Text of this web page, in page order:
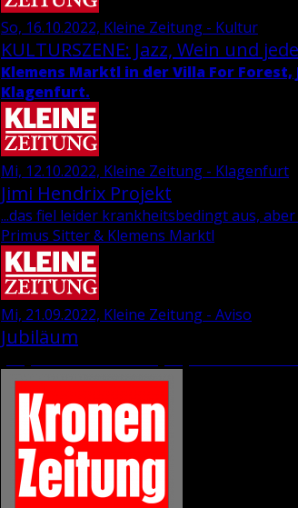
So, 16.10.2022, Kleine Zeitung - Kultur
KUL­TUR­SZE­NE: Jazz, Wein und
Kle­mens Marktl in der Villa For
Kla­gen­furt.
Mi, 12.10.2022, Kleine Zeitung - Klagenfurt
Jimi Hen­d­rix Pro­jekt
...das fiel leider krankheitsbedingt aus,
Primus Sitter & Klemens Marktl
Mi, 21.09.2022, Kleine Zeitung - Aviso
Jubiläum